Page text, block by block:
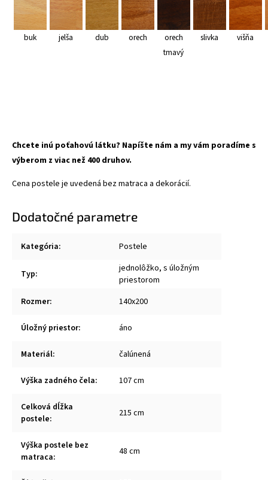
buk jelša dub orech
orech
tmavý
slivka višňa
Chcete inú poťahovú látku? Napíšte nám a my vám poradíme s
výberom z viac než 400 druhov.
Cena postele je uvedená bez matraca a dekorácií.
Dodatočné parametre
Kategória: Postele
Typ:
jednolôžko, s úložným
priestorom
Rozmer: 140x200
Úložný priestor: áno
Materiál: čalúnená
Výška zadného čela: 107 cm
Celková dĺžka
postele: 215 cm
Výška postele bez
matraca: 48 cm